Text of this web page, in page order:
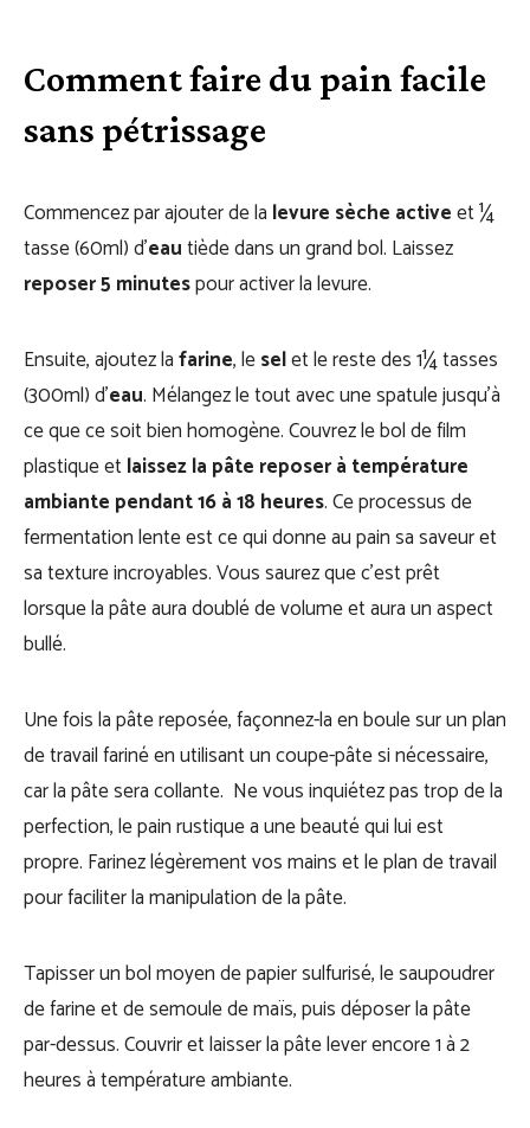
Comment faire du pain facile
sans pétrissage
Commencez par ajouter de la levure sèche activeet ¼
tasse (60ml) d’eautiède dans un grand bol. Laissez
reposer 5 minutespour activer la levure.
Ensuite, ajoutez lafarine, leselet le reste des 1¼ tasses
(300ml) d’eau. Mélangez le tout avec une spatule jusqu’à
ce que ce soit bien homogène. Couvrez le bol de film
plastique etlaissez la pâte reposer à température
ambiante pendant 16 à 18 heures. Ce processus de
fermentation lente est ce qui donne au pain sa saveur et
sa texture incroyables. Vous saurez que c’est prêt
lorsque la pâte aura doublé de volume et aura un aspect
bullé.
Une fois la pâte reposée, façonnez-la en boule sur un plan
de travail fariné en utilisant un coupe-pâte si nécessaire,
car la pâte sera collante. Ne vous inquiétez pas trop de la
perfection, le pain rustique a une beauté qui lui est
propre. Farinez légèrement vos mains et le plan de travail
pour faciliter la manipulation de la pâte.
Tapisser un bol moyen de papier sulfurisé, le saupoudrer
de farine et de semoule de maïs, puis déposer la pâte
par-dessus. Couvrir et laisser la pâte lever encore 1 à 2
heures à température ambiante.